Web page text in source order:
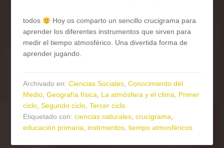
todos
Hoy os comparto un sencillo crucigrama para
aprender los diferentes instrumentos que sirven para
medir el tiempo atmosférico. Una divertida forma de
aprender jugando.
Archivado en:Ciencias Sociales,Conocimiento del
Medio,Geografía física, La atmósfera y el clima, Primer
ciclo,Segundo ciclo,Tercer ciclo
Etiquetado con:ciencias naturales,crucigrama,
educación primaria, instrmentos,tiempo atmosféricos